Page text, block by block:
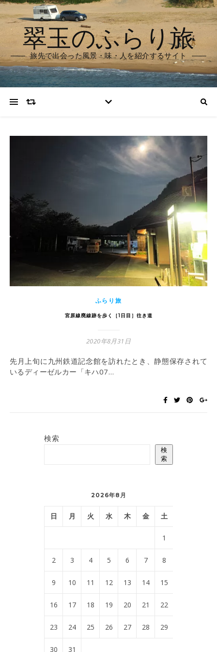
翠玉のふらり旅
旅先で出会った風景・味・人を紹介するサイト
ふらり旅
宮原線廃線跡を歩く［1日目］往き道
2020年8月31日
先月上旬に九州鉄道記念館を訪れたとき、静態保存されて
いるディーゼルカー「キハ07…
検索
検
索
2026年8月
日 月 火 水 木 金 土
1
2 3 4 5 6 7 8
9 10 11 12 13 14 15
16 17 18 19 20 21 22
23 24 25 26 27 28 29
30 31